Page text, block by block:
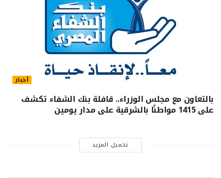
أخبار
بالتعاون مع مجلس الوزراء.. قافلة بنك الشفاء تكشف
على 1415 مواطنًا بالشرقية على مدار يومين
تحميل المزيد